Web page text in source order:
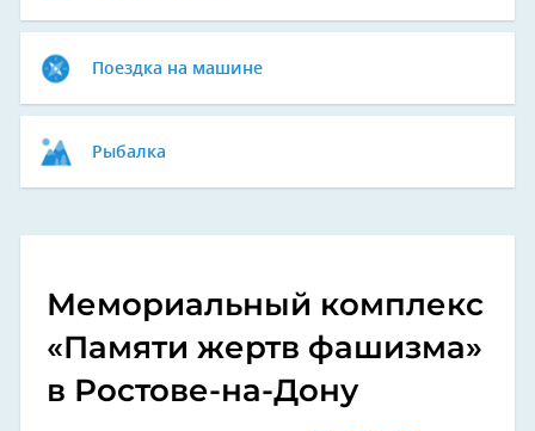
Поездка на машине
Рыбалка
Мемориальный комплекс
«Памяти жертв фашизма»
в Ростове-на-Дону